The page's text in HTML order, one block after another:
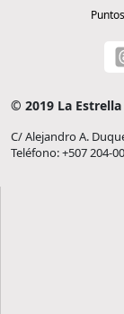
© 2019 La
C/ Alejandro A.
Teléfono: +507 204-